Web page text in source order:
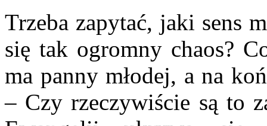
Trzeba zapytać, jaki sens
się tak ogromny chaos?
ma panny młodej, a na
– Czy rzeczywiście są to